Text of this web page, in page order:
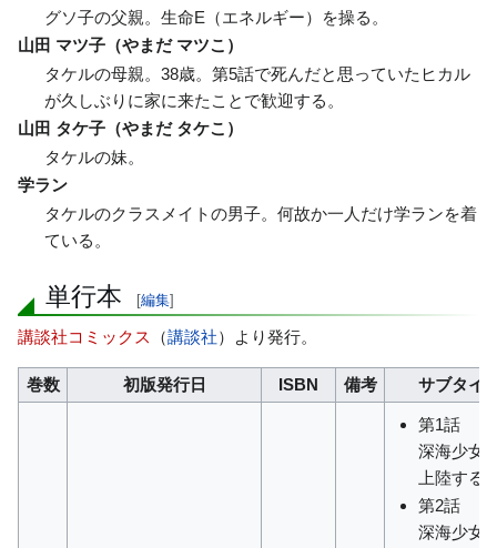
グソ子の父親。生命E（エネルギー）を操る。
山田 マツ子（やまだ マツこ）
タケルの母親。38歳。第5話で死んだと思っていたヒカル
が久しぶりに家に来たことで歓迎する。
山田 タケ子（やまだ タケこ）
タケルの妹。
学ラン
タケルのクラスメイトの男子。何故か一人だけ学ランを着
ている。
単行本 [編集]
講談社コミックス （講談社）より発行。
巻数 初版発行日 ISBN 備考 サブタイ
第1話
深海少女
上陸する
第2話
深海少女